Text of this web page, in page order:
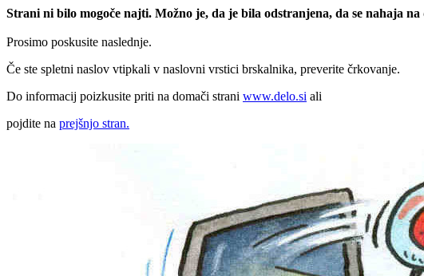
Strani ni bilo mogoče najti. Možno je, da je bila odstranjena, da se nahaja
Prosimo poskusite naslednje.
Če ste spletni naslov vtipkali v naslovni vrstici brskalnika, preverite črkovanje.
Do informacij poizkusite priti na domači strani www.delo.si ali
pojdite na prejšnjo stran.